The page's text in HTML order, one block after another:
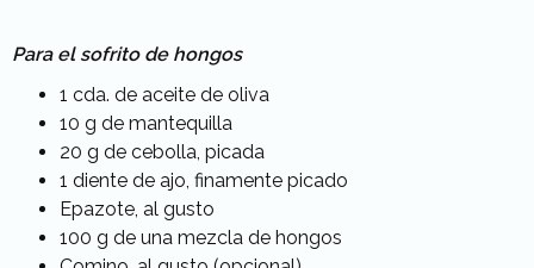
Para el sofrito de hongos
1 cda. de aceite de oliva
10 g de mantequilla
20 g de cebolla, picada
1 diente de ajo, finamente picado
Epazote, al gusto
100 g de una mezcla de hongos